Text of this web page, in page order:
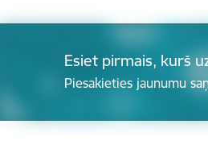
Esiet pirmais, kurš
Piesakieties jaunumu